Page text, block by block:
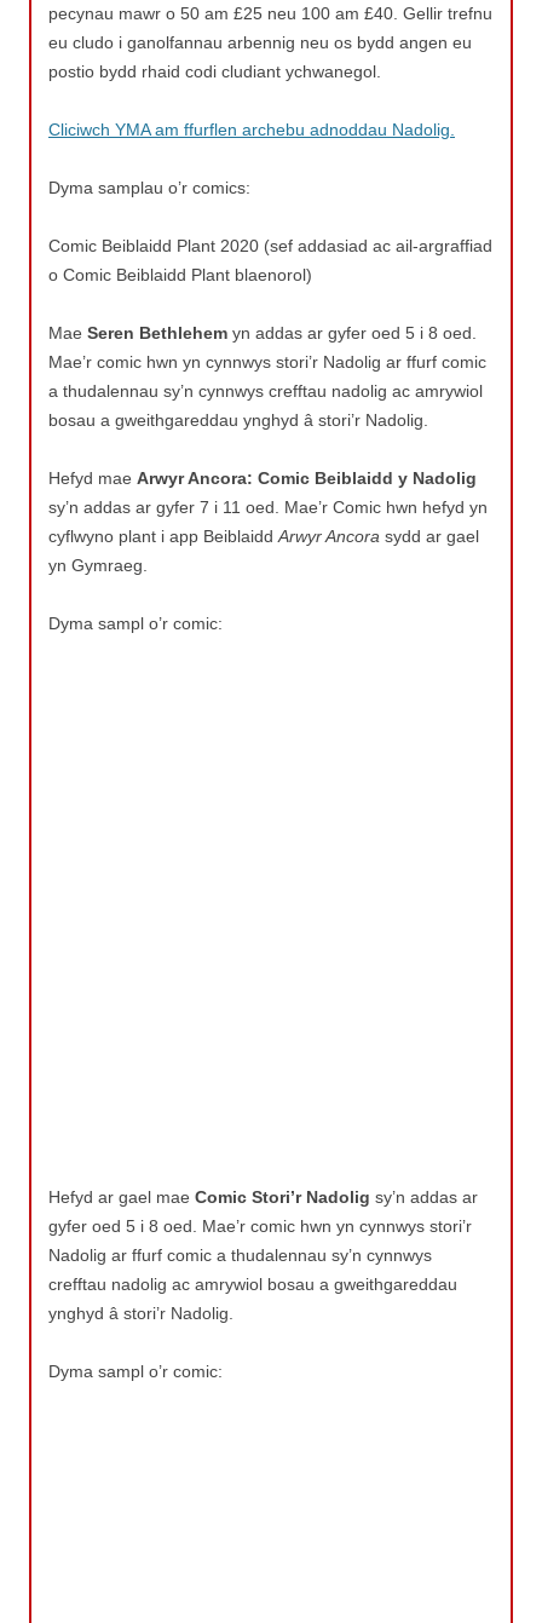
pecynau mawr o 50 am £25 neu 100 am £40. Gellir trefnu
eu cludo i ganolfannau arbennig neu os bydd angen eu
postio bydd rhaid codi cludiant ychwanegol.
Cliciwch YMA am ffurflen archebu adnoddau Nadolig.
Dyma samplau o’r comics:
Comic Beiblaidd Plant 2020 (sef addasiad ac ail-argraffiad
o Comic Beiblaidd Plant blaenorol)
Mae Seren Bethlehem yn addas ar gyfer oed 5 i 8 oed.
Mae’r comic hwn yn cynnwys stori’r Nadolig ar ffurf comic
a thudalennau sy’n cynnwys crefftau nadolig ac amrywiol
bosau a gweithgareddau ynghyd â stori’r Nadolig.
Hefyd mae Arwyr Ancora: Comic Beiblaidd y Nadolig
sy’n addas ar gyfer 7 i 11 oed. Mae’r Comic hwn hefyd yn
cyflwyno plant i app Beiblaidd Arwyr Ancora sydd ar gael
yn Gymraeg.
Dyma sampl o’r comic:
Hefyd ar gael mae Comic Stori’r Nadolig sy’n addas ar
gyfer oed 5 i 8 oed. Mae’r comic hwn yn cynnwys stori’r
Nadolig ar ffurf comic a thudalennau sy’n cynnwys
crefftau nadolig ac amrywiol bosau a gweithgareddau
ynghyd â stori’r Nadolig.
Dyma sampl o’r comic: